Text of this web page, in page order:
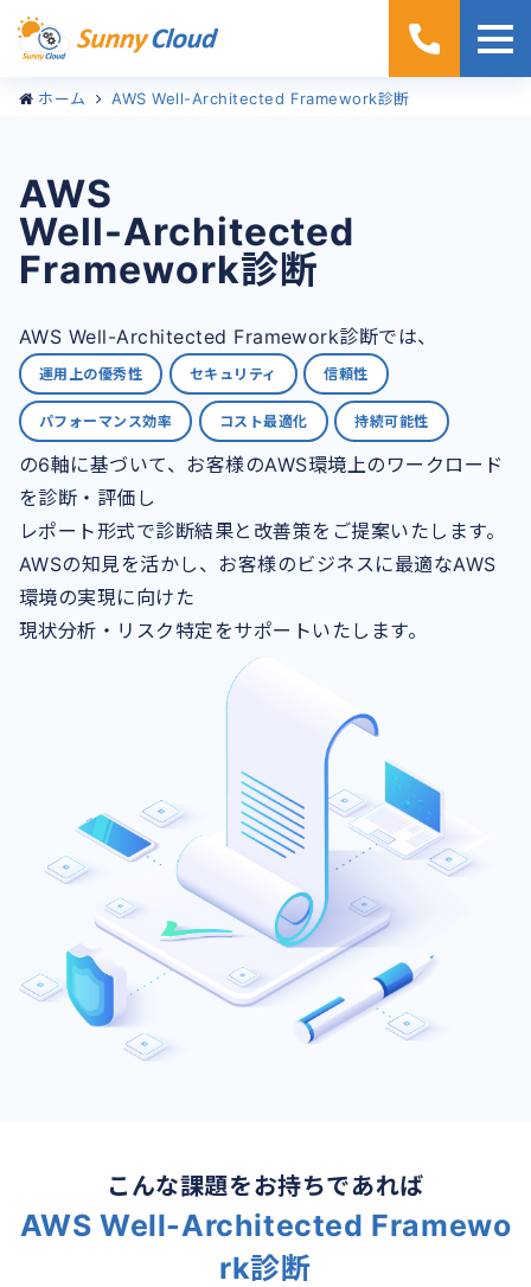
ホーム AWS Well-Architected Framework診断
AWS Well-Architected
Framework診断
AWS
Well-Architected
Framework診断
AWS Well-Architected Framework診断では、
運用上の優秀性 セキュリティ 信頼性
パフォーマンス効率 コスト最適化 持続可能性
の6軸に基づいて、お客様のAWS環境上のワークロード
を診断・評価し
レポート形式で診断結果と改善策をご提案いたします。
AWSの知見を活かし、お客様のビジネスに最適なAWS
環境の実現に向けた
現状分析・リスク特定をサポートいたします。
こんな課題をお持ちであれば
AWS Well-Architected Framewo
rk診断